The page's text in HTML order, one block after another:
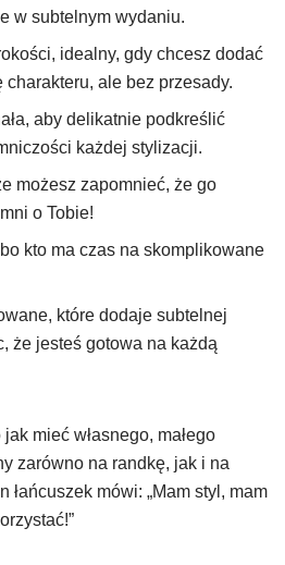
w subtelnym wydaniu.
idealny, gdy chcesz dodać
ale bez przesady.
aby delikatnie podkreślić
każdej stylizacji.
możesz zapomnieć, że go
o Tobie!
kto ma czas na skomplikowane
które dodaje subtelnej
że jesteś gotowa na każdą
mieć własnego, małego
zarówno na randkę, jak i na
łańcuszek mówi: „Mam styl, mam